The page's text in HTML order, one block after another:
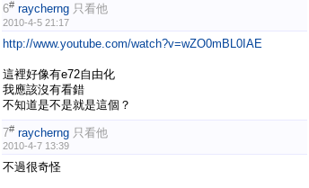
6# raycherng 只看他
2010-4-5 21:17
http://www.youtube.com/watch?v=wZO0mBL0IAE
這裡好像有e72自由化
我應該沒有看錯
不知道是不是就是這個？
7# raycherng 只看他
2010-4-7 13:39
不過很奇怪